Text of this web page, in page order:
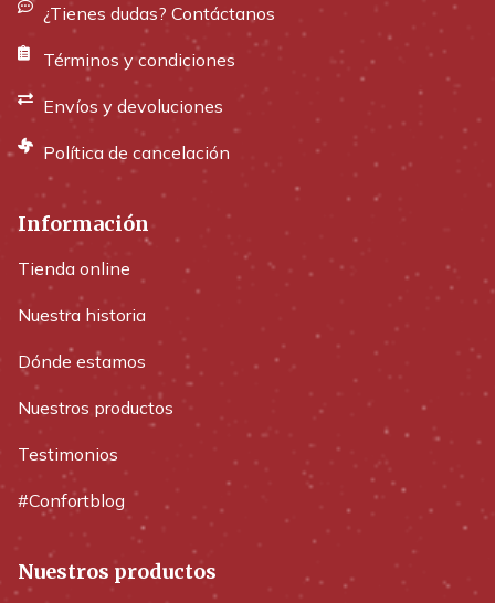
¿Tienes dudas? Contáctanos
Términos y condiciones
Envíos y devoluciones
Política de cancelación
Información
Tienda online
Nuestra historia
Dónde estamos
Nuestros productos
Testimonios
#Confortblog
Nuestros productos